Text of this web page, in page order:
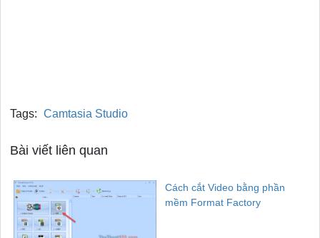
Tags: Camtasia Studio
Bài viết liên quan
Cách cắt Video bằng phần
mềm Format Factory